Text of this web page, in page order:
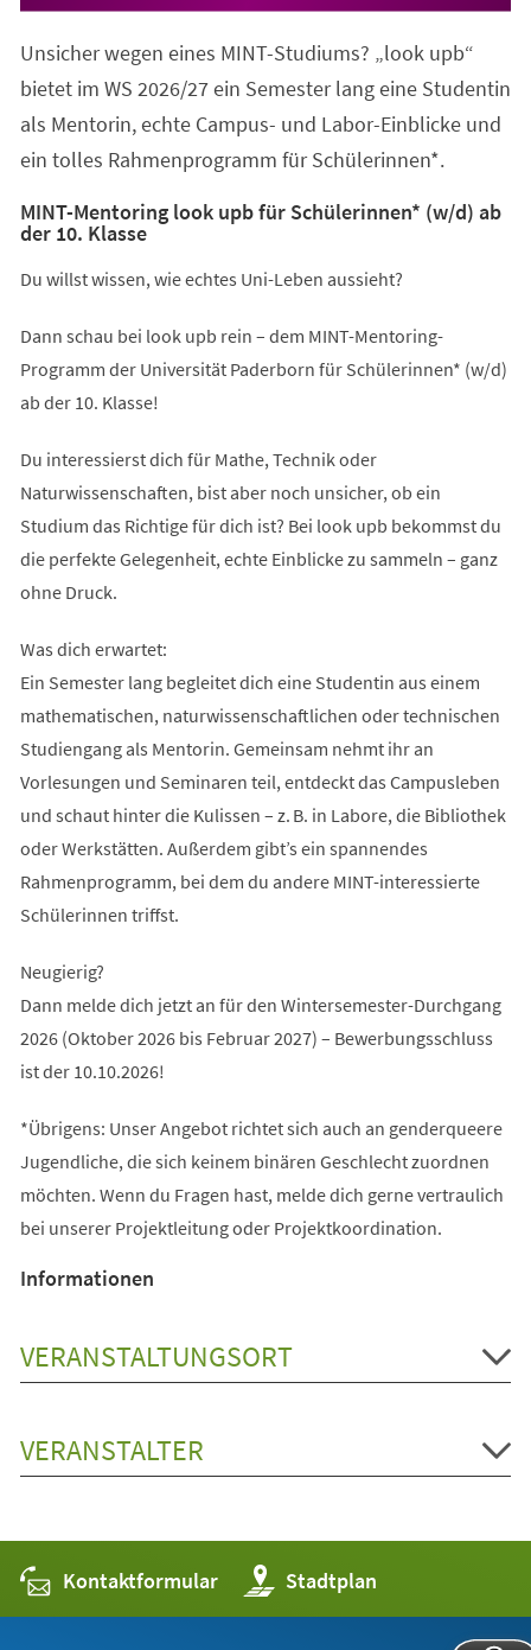
Unsicher wegen eines MINT-Studiums? „look upb“
bietet im WS 2026/27 ein Semester lang eine Studentin
als Mentorin, echte Campus- und Labor-Einblicke und
ein tolles Rahmenprogramm für Schülerinnen*.
MINT-Mentoring look upb für Schülerinnen* (w/d) ab
der 10. Klasse
Du willst wissen, wie echtes Uni-Leben aussieht?
Dann schau bei look upb rein – dem MINT-Mentoring-
Programm der Universität Paderborn für Schülerinnen* (w/d)
ab der 10. Klasse!
Du interessierst dich für Mathe, Technik oder
Naturwissenschaften, bist aber noch unsicher, ob ein
Studium das Richtige für dich ist? Bei look upb bekommst du
die perfekte Gelegenheit, echte Einblicke zu sammeln – ganz
ohne Druck.
Was dich erwartet:
Ein Semester lang begleitet dich eine Studentin aus einem
mathematischen, naturwissenschaftlichen oder technischen
Studiengang als Mentorin. Gemeinsam nehmt ihr an
Vorlesungen und Seminaren teil, entdeckt das Campusleben
und schaut hinter die Kulissen – z. B. in Labore, die Bibliothek
oder Werkstätten. Außerdem gibt’s ein spannendes
Rahmenprogramm, bei dem du andere MINT-interessierte
Schülerinnen triffst.
Neugierig?
Dann melde dich jetzt an für den Wintersemester-Durchgang
2026 (Oktober 2026 bis Februar 2027) – Bewerbungsschluss
ist der 10.10.2026!
*Übrigens: Unser Angebot richtet sich auch an genderqueere
Jugendliche, die sich keinem binären Geschlecht zuordnen
möchten. Wenn du Fragen hast, melde dich gerne vertraulich
bei unserer Projektleitung oder Projektkoordination.
Informationen
VERANSTALTUNGSORT
VERANSTALTER
Kontaktformular Stadtplan
(Öffnet
in
einem